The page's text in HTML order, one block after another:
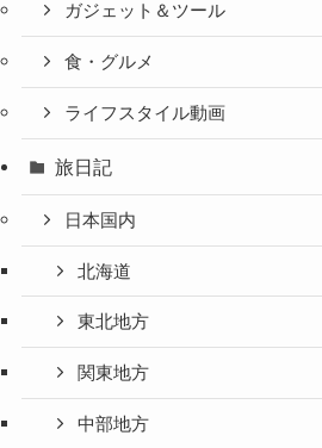
ガジェット＆ツール
食・グルメ
ライフスタイル動画
旅日記
日本国内
北海道
東北地方
関東地方
中部地方